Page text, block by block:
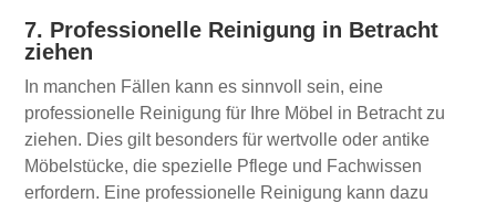
7. Professionelle Reinigung in Betracht
ziehen
In manchen Fällen kann es sinnvoll sein, eine
professionelle Reinigung für Ihre Möbel in Betracht zu
ziehen. Dies gilt besonders für wertvolle oder antike
Möbelstücke, die spezielle Pflege und Fachwissen
erfordern. Eine professionelle Reinigung kann dazu